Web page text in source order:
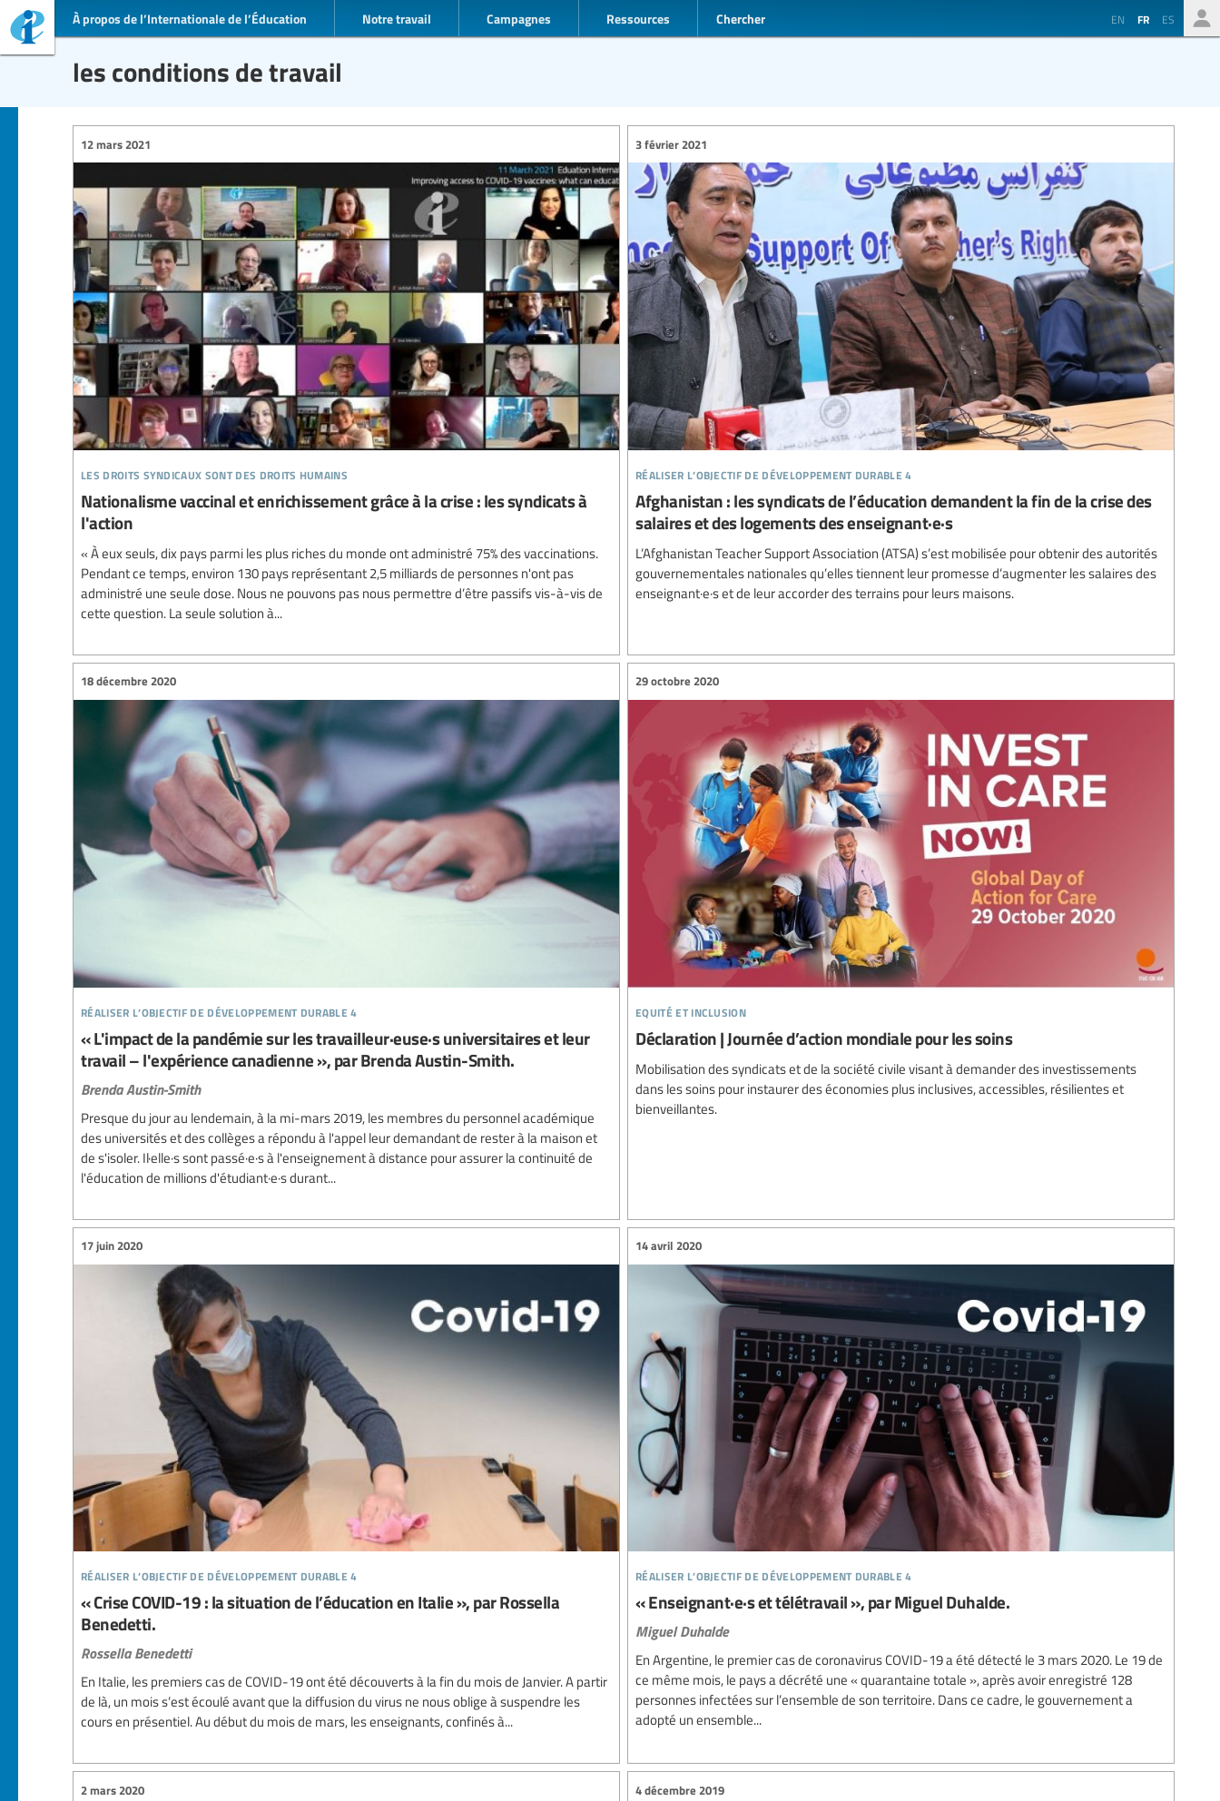
À propos de l’Internationale de l’Éducation Notre travail Campagnes Ressources Chercher EN FR ES
les conditions de travail
les droits syndicaux sont des droits humains
12 mars 2021
Nationalisme vaccinal et enrichissement grâce à la crise : les syndicats à
l'action
« À eux seuls, dix pays parmi les plus riches du monde ont administré 75% des vaccinations.
Pendant ce temps, environ 130 pays représentant 2,5 milliards de personnes n'ont pas
administré une seule dose. Nous ne pouvons pas nous permettre d’être passifs vis-à-vis de
cette question. La seule solution à...
réaliser l’objectif de développement durable 4
3 février 2021
Afghanistan : les syndicats de l’éducation demandent la fin de la crise des
salaires et des logements des enseignant·e·s
L’Afghanistan Teacher Support Association (ATSA) s’est mobilisée pour obtenir des autorités
gouvernementales nationales qu’elles tiennent leur promesse d’augmenter les salaires des
enseignant·e·s et de leur accorder des terrains pour leurs maisons.
réaliser l’objectif de développement durable 4
18 décembre 2020
« L'impact de la pandémie sur les travailleur·euse·s universitaires et leur
travail – l'expérience canadienne », par Brenda Austin-Smith.
Brenda Austin-Smith
Presque du jour au lendemain, à la mi-mars 2019, les membres du personnel académique
des universités et des collèges a répondu à l'appel leur demandant de rester à la maison et
de s'isoler. Il·elle·s sont passé·e·s à l'enseignement à distance pour assurer la continuité de
l'éducation de millions d'étudiant·e·s durant...
equité et inclusion
29 octobre 2020
Déclaration | Journée d’action mondiale pour les soins
Mobilisation des syndicats et de la société civile visant à demander des investissements
dans les soins pour instaurer des économies plus inclusives, accessibles, résilientes et
bienveillantes.
réaliser l’objectif de développement durable 4
17 juin 2020
« Crise COVID-19 : la situation de l’éducation en Italie », par Rossella
Benedetti.
Rossella Benedetti
En Italie, les premiers cas de COVID-19 ont été découverts à la fin du mois de Janvier. A partir
de là, un mois s’est écoulé avant que la diffusion du virus ne nous oblige à suspendre les
cours en présentiel. Au début du mois de mars, les enseignants, confinés à...
réaliser l’objectif de développement durable 4
14 avril 2020
« Enseignant·e·s et télétravail », par Miguel Duhalde.
Miguel Duhalde
En Argentine, le premier cas de coronavirus COVID-19 a été détecté le 3 mars 2020. Le 19 de
ce même mois, le pays a décrété une « quarantaine totale », après avoir enregistré 128
personnes infectées sur l’ensemble de son territoire. Dans ce cadre, le gouvernement a
adopté un ensemble...
2 mars 2020 4 décembre 2019